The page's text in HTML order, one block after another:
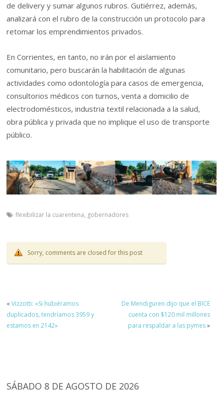
de delivery y sumar algunos rubros. Gutiérrez, además,
analizará con el rubro de la construcción un protocolo para
retomar los emprendimientos privados.
En Corrientes, en tanto, no irán por el aislamiento
comunitario, pero buscarán la habilitación de algunas
actividades como odontología para casos de emergencia,
consultorios médicos con turnos, venta a domicilio de
electrodomésticos, industria textil relacionada a la salud,
obra pública y privada que no implique el uso de transporte
público.
flexibilizar la cuarentena, gobernadores
Sorry, comments are closed for this post
«Vizzotti: «Si hubiéramos
duplicados, tendríamos 3959 y
estamos en 2142»
De Mendiguren dijo que el BICE
cuenta con $120 mil millones
para respaldar a las pymes»
SÁBADO 8 DE AGOSTO DE 2026